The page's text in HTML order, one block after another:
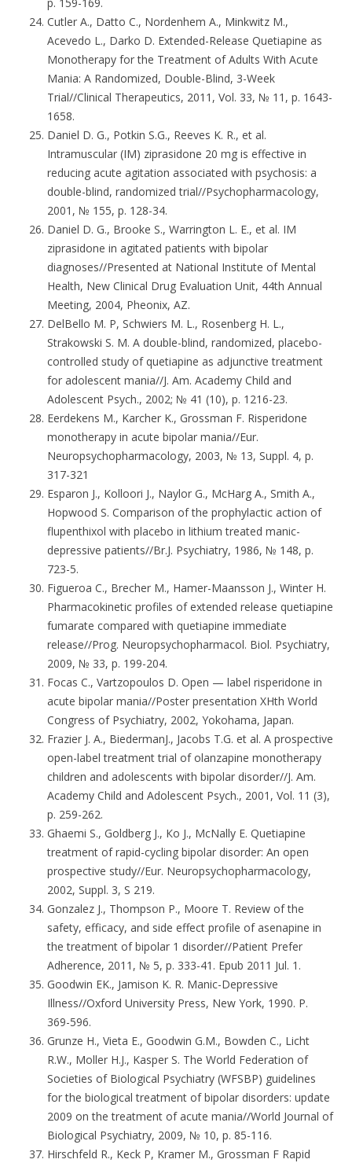
Cutler A., Datto C., Nordenhem A., Minkwitz M.,
Acevedo L., Darko D. Extended-Release Quetiapine as
Monotherapy for the Treatment of Adults With Acute
Mania: A Randomized, Double-Blind, 3-Week
Trial//Clinical Therapeutics, 2011, Vol. 33, № 11, p. 1643-
1658.
Daniel D. G., Potkin S.G., Reeves K. R., et al.
Intramuscular (IM) ziprasidone 20 mg is effective in
reducing acute agitation associated with psychosis: a
double-blind, randomized trial//Psychopharmacology,
2001, № 155, p. 128-34.
Daniel D. G., Brooke S., Warrington L. E., et al. IM
ziprasidone in agitated patients with bipolar
diagnoses//Presented at National Institute of Mental
Health, New Clinical Drug Evaluation Unit, 44th Annual
Meeting, 2004, Pheonix, AZ.
DelBello M. P, Schwiers M. L., Rosenberg H. L.,
Strakowski S. M. A double-blind, randomized, placebo-
controlled study of quetiapine as adjunctive treatment
for adolescent mania//J. Am. Academy Child and
Adolescent Psych., 2002; № 41 (10), p. 1216-23.
Eerdekens M., Karcher K., Grossman F. Risperidone
monotherapy in acute bipolar mania//Eur.
Neuropsychopharmacology, 2003, № 13, Suppl. 4, p.
317-321
Esparon J., Kolloori J., Naylor G., McHarg A., Smith A.,
Hopwood S. Comparison of the prophylactic action of
flupenthixol with placebo in lithium treated manic-
depressive patients//Br.J. Psychiatry, 1986, № 148, p.
723-5.
Figueroa C., Brecher M., Hamer-Maansson J., Winter H.
Pharmacokinetic profiles of extended release quetiapine
fumarate compared with quetiapine immediate
release//Prog. Neuropsychopharmacol. Biol. Psychiatry,
2009, № 33, p. 199-204.
Focas C., Vartzopoulos D. Open — label risperidone in
acute bipolar mania//Poster presentation XHth World
Congress of Psychiatry, 2002, Yokohama, Japan.
Frazier J. A., BiedermanJ., Jacobs T.G. et al. A prospective
open-label treatment trial of olanzapine monotherapy
children and adolescents with bipolar disorder//J. Am.
Academy Child and Adolescent Psych., 2001, Vol. 11 (3),
p. 259-262.
Ghaemi S., Goldberg J., Ко J., McNally E. Quetiapine
treatment of rapid-cycling bipolar disorder: An open
prospective study//Eur. Neuropsychopharmacology,
2002, Suppl. 3, S 219.
Gonzalez J., Thompson P., Moore T. Review of the
safety, efficacy, and side effect profile of asenapine in
the treatment of bipolar 1 disorder//Patient Prefer
Adherence, 2011, № 5, p. 333-41. Epub 2011 Jul. 1.
Goodwin EK., Jamison K. R. Manic-Depressive
Illness//Oxford University Press, New York, 1990. P.
369-596.
Grunze H., Vieta E., Goodwin G.M., Bowden C., Licht
R.W., Moller H.J., Kasper S. The World Federation of
Societies of Biological Psychiatry (WFSBP) guidelines
for the biological treatment of bipolar disorders: update
2009 on the treatment of acute mania//World Journal of
Biological Psychiatry, 2009, № 10, p. 85-116.
Hirschfeld R., Keck P, Kramer M., Grossman F Rapid